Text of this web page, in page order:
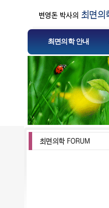
최면의학 안내